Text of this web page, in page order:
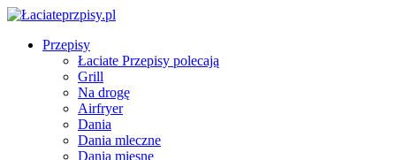
Przepisy
Łaciate Przepisy polecają
Grill
Na drogę
Airfryer
Dania
Dania mleczne
Dania mięsne